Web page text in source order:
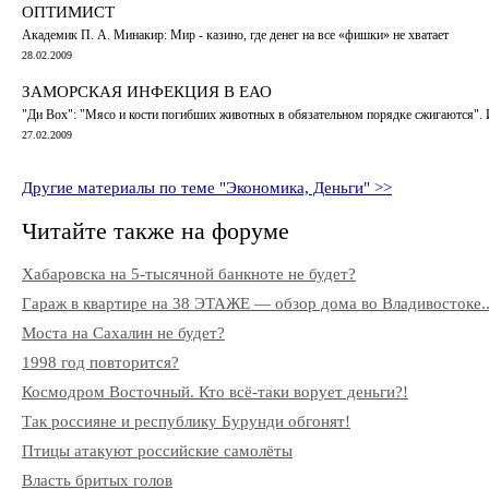
ОПТИМИСТ
Академик П. А. Минакир: Мир - казино, где денег на все «фишки» не хватает
28.02.2009
ЗАМОРСКАЯ ИНФЕКЦИЯ В ЕАО
"Ди Вох": "Мясо и кости погибших животных в обязательном порядке
27.02.2009
Другие материалы по теме "Экономика, Деньги" >>
Читайте также на форуме
Хабаровска на 5-тысячной банкноте не будет?
Гараж в квартире на 38 ЭТАЖЕ — обзор дома во
Моста на Сахалин не будет?
1998 год повторится?
Космодром Восточный. Кто всё-таки ворует деньги?!
Так россияне и республику Бурунди обгонят!
Птицы атакуют российские самолёты
Власть бритых голов